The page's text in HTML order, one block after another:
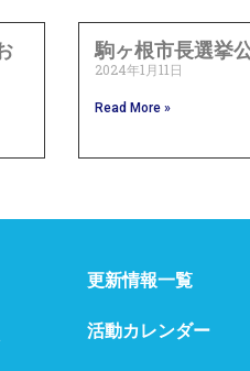
駒ヶ根市長選挙
2024年1月11日
Read More »
更新情報一覧
活動カレンダー